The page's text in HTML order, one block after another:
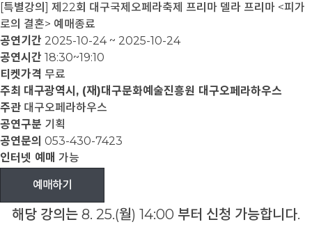
[특별강의] 제22회 대구국제오페라축제 프리마 델라 프리마 <피가
로의 결혼> 예매종료
공연기간 2025-10-24 ~ 2025-10-24
공연시간 18:30~19:10
티켓가격 무료
주최 대구광역시, (재)대구문화예술진흥원 대구오페라하우스
주관 대구오페라하우스
공연구분 기획
공연문의 053-430-7423
인터넷 예매 가능
예매하기
해당 강의는 8. 25.(월) 14:00 부터 신청 가능합니다.